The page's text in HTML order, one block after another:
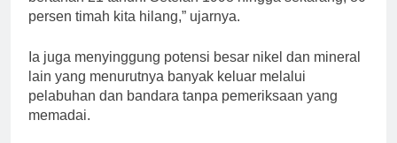
persen timah kita hilang,” ujarnya.
Ia juga menyinggung potensi besar nikel dan mineral
lain yang menurutnya banyak keluar melalui
pelabuhan dan bandara tanpa pemeriksaan yang
memadai.